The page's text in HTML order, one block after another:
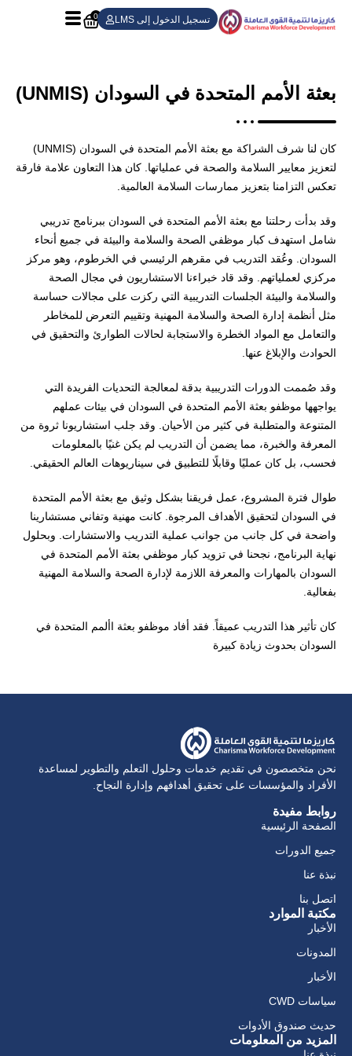
0 تسجيل الدخول إلى LMS
بعثة الأمم المتحدة في السودان (UNMIS)
كان لنا شرف الشراكة مع بعثة الأمم المتحدة في السودان (UNMIS)
لتعزيز معايير السلامة والصحة في عملياتها. كان هذا التعاون علامة فارقة
تعكس التزامنا بتعزيز ممارسات السلامة العالمية.
وقد بدأت رحلتنا مع بعثة الأمم المتحدة في السودان ببرنامج تدريبي
شامل استهدف كبار موظفي الصحة والسلامة والبيئة في جميع أنحاء
السودان. وعُقد التدريب في مقرهم الرئيسي في الخرطوم، وهو مركز
مركزي لعملياتهم. وقد قاد خبراءنا الاستشاريون في مجال الصحة
والسلامة والبيئة الجلسات التدريبية التي ركزت على مجالات حساسة
مثل أنظمة إدارة الصحة والسلامة المهنية وتقييم التعرض للمخاطر
والتعامل مع المواد الخطرة والاستجابة لحالات الطوارئ والتحقيق في
الحوادث والإبلاغ عنها.
وقد صُممت الدورات التدريبية بدقة لمعالجة التحديات الفريدة التي
يواجهها موظفو بعثة الأمم المتحدة في السودان في بيئات عملهم
المتنوعة والمتطلبة في كثير من الأحيان. وقد جلب استشاريونا ثروة من
المعرفة والخبرة، مما يضمن أن التدريب لم يكن غنيًا بالمعلومات
فحسب، بل كان عمليًا وقابلًا للتطبيق في سيناريوهات العالم الحقيقي.
طوال فترة المشروع، عمل فريقنا بشكل وثيق مع بعثة الأمم المتحدة
في السودان لتحقيق الأهداف المرجوة. كانت مهنية وتفاني مستشارينا
واضحة في كل جانب من جوانب عملية التدريب والاستشارات. وبحلول
نهاية البرنامج، نجحنا في تزويد كبار موظفي بعثة الأمم المتحدة في
السودان بالمهارات والمعرفة اللازمة لإدارة الصحة والسلامة المهنية
بفعالية.
كان تأثير هذا التدريب عميقاً. فقد أفاد موظفو بعثة األمم المتحدة في
السودان بحدوث زيادة كبيرة
نحن متخصصون في تقديم خدمات وحلول التعلم والتطوير لمساعدة
الأفراد والمؤسسات على تحقيق أهدافهم وإدارة النجاح.
روابط مفيدة
الصفحة الرئيسية
جميع الدورات
نبذة عنا
اتصل بنا
مكتبة الموارد
الأخبار
المدونات
الأخبار
سياسات CWD
حديث صندوق الأدوات
المزيد من المعلومات